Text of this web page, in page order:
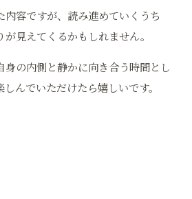
内容ですが、読み進めていくうち
見えてくるかもしれません。
身の内側と静かに向き合う時間とし
んでいただけたら嬉しいです。